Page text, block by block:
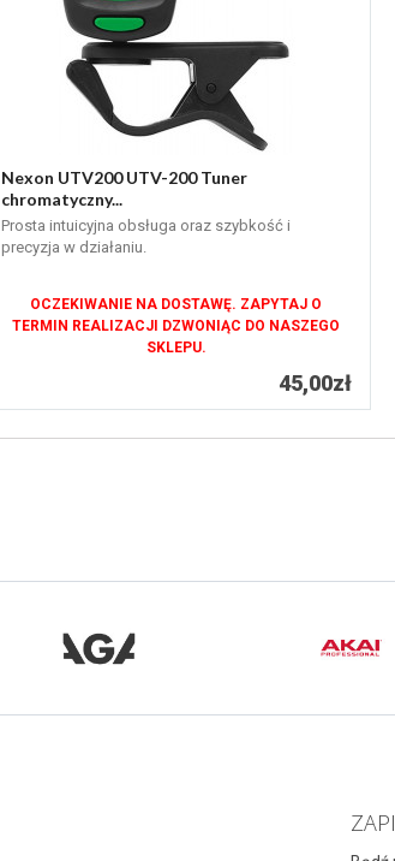
Nexon UTV200 UTV-200 Tuner
chromatyczny...
Prosta intuicyjna obsługa oraz szybkość i
precyzja w działaniu.
OCZEKIWANIE NA DOSTAWĘ. ZAPYTAJ O
TERMIN REALIZACJI DZWONIĄC DO NASZEGO
SKLEPU.
45,00zł